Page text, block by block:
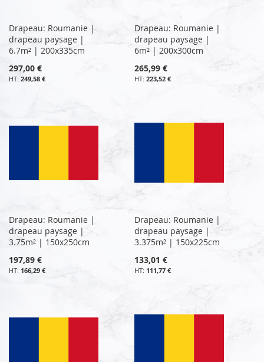
Drapeau: Roumanie |
drapeau paysage |
6.7m² | 200x335cm
297,00 €
249,58 €
Drapeau: Roumanie |
drapeau paysage |
6m² | 200x300cm
265,99 €
223,52 €
Drapeau: Roumanie |
drapeau paysage |
3.75m² | 150x250cm
197,89 €
166,29 €
Drapeau: Roumanie |
drapeau paysage |
3.375m² | 150x225cm
133,01 €
111,77 €